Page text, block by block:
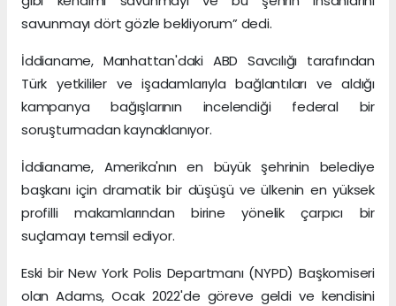
savunmayı dört gözle bekliyorum” dedi.
İddianame, Manhattan'daki ABD Savcılığı tarafından
Türk yetkililer ve işadamlarıyla bağlantıları ve aldığı
kampanya bağışlarının incelendiği federal bir
soruşturmadan kaynaklanıyor.
İddianame, Amerika'nın en büyük şehrinin belediye
başkanı için dramatik bir düşüşü ve ülkenin en yüksek
profilli makamlarından birine yönelik çarpıcı bir
suçlamayı temsil ediyor.
Eski bir New York Polis Departmanı (NYPD) Başkomiseri
olan Adams, Ocak 2022'de göreve geldi ve kendisini